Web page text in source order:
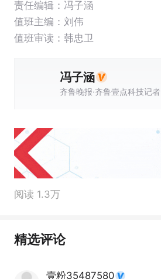
责任编辑：冯子涵
值班主编： 刘伟
值班审读：韩忠卫
冯子涵
齐鲁晚报·齐鲁壹点科技记者
阅读 1.3万
精选评论
壹粉35487580